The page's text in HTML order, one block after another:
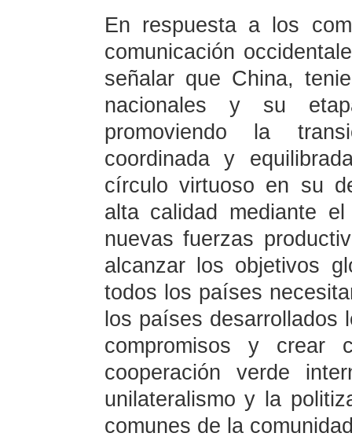
En respuesta a los
comunicación
señalar que China,
nacionales y su
promoviendo la
coordinada y
círculo virtuoso en su
alta calidad mediante
nuevas fuerzas
alcanzar los objetivos
todos los países
los países desarrollados
compromisos y crear
cooperación verde
unilateralismo y la
comunes de la